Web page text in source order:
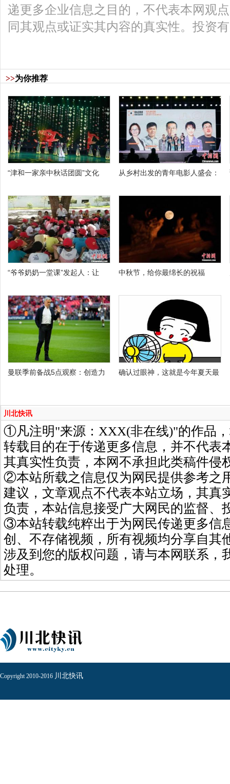
递更多企业信息之目的，不代表本网观
同其观点或证实其内容的真实性。投资
>>为你推荐
“津和一家亲中秋话团圆”文化 从乡村出发的青年电影人盛会：
“爷爷奶奶一堂课”发起人：让 中秋节，给你最绵长的祝福
曼联季前备战5点观察：创造力 确认过眼神，这就是今年夏天最
川北快讯
①凡注明"来源：XXX(非在线)"的作品
转载目的在于传递更多信息，并不代表
其真实性负责，本网不承担此类稿件侵
②本站所载之信息仅为网民提供参考之
建议，文章观点不代表本站立场，其真
负责，本站信息接受广大网民的监督、
③本站转载纯粹出于为网民传递更多信
创、不存储视频，所有视频均分享自其
涉及到您的版权问题，请与本网联系，
处理。
Copyright 2010-2016 川北快讯